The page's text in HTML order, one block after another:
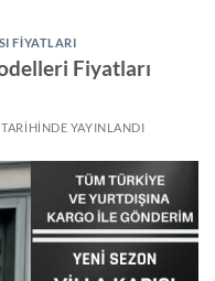
FIYATLARI
Fiyatları
TARIHINDE YAYINLANDI